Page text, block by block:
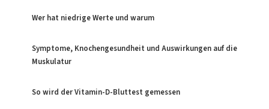
Wer hat niedrige Werte und warum
Symptome, Knochengesundheit und Auswirkungen auf die
Muskulatur
So wird der Vitamin-D-Bluttest gemessen